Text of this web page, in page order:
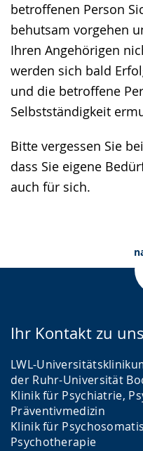
betroffenen Person
behutsam vorgehen
Ihren Angehörigen
werden sich bald
und die betroffene
Selbstständigkeit
Bitte vergessen Sie
dass Sie eigene
auch für sich.
Ihr Kontakt zu uns
LWL-
der Ruhr-Universität
Klinik für Psychiatrie,
Präventivmedizin
Klinik für
Psychotherapie